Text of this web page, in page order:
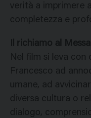
verità a imprimere
completezza e
Il richiamo al
Nel film si leva con
Francesco ad
umane, ad
diversa cultura o
dialogo,